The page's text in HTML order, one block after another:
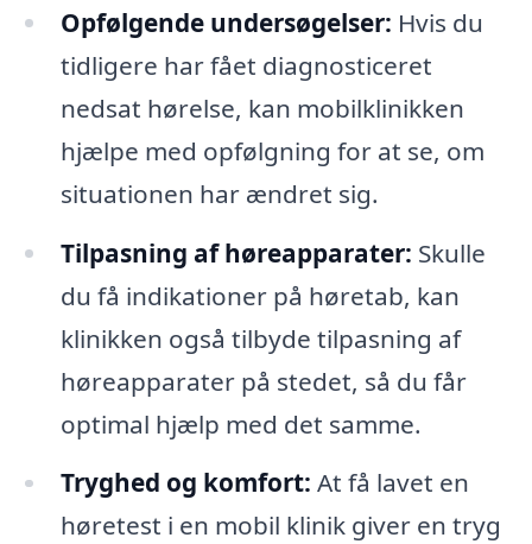
Opfølgende undersøgelser: Hvis du
tidligere har fået diagnosticeret
nedsat hørelse, kan mobilklinikken
hjælpe med opfølgning for at se, om
situationen har ændret sig.
Tilpasning af høreapparater: Skulle
du få indikationer på høretab, kan
klinikken også tilbyde tilpasning af
høreapparater på stedet, så du får
optimal hjælp med det samme.
Tryghed og komfort: At få lavet en
høretest i en mobil klinik giver en tryg